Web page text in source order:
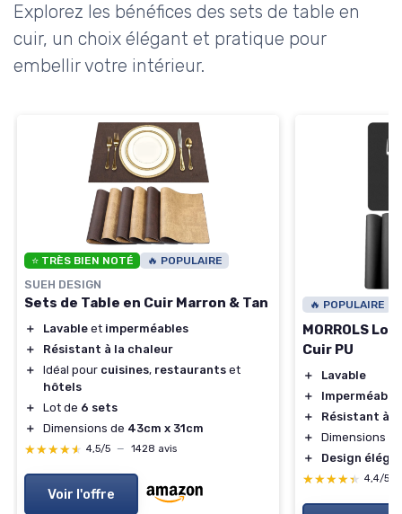
Explorez les bénéfices des sets de table en
cuir, un choix élégant et pratique pour
embellir votre intérieur.
⭐ TRÈS BIEN NOTÉ 🔥 POPULAIRE
SUEH DESIGN
Sets de Table en Cuir Marron & Tan
＋ Lavable et imperméables
＋
Résistant à la chaleur
＋
Idéal pour cuisines, restaurants et
hôtels
＋
Lot de 6 sets
＋
Dimensions de 43cm x 31cm
★★★★★
★★★★★ 4,5/5 — 1428 avis
Voir l'offre
🔥 POPULAIRE
MORROLS
Cuir PU
＋
Lavable
＋
＋
Résistant à
＋
Dimensions :
＋
Design
★★★★★
★★★★★ 4,4/5